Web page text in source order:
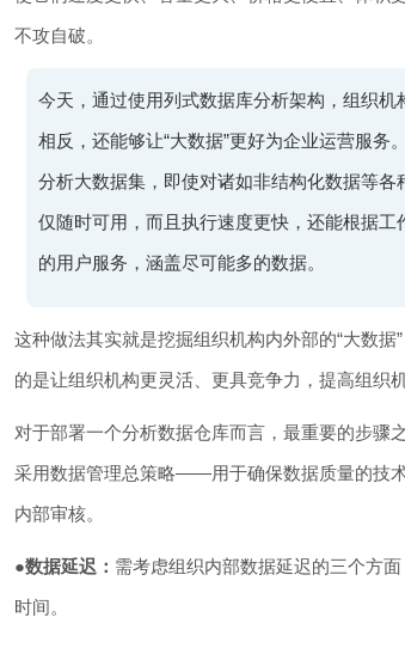
不攻自破。
今天，通过使用列式数据库分析架构，组织机
相反，还能够让“大数据”更好为企业运营服务
分析大数据集，即使对诸如非结构化数据等
仅随时可用，而且执行速度更快，还能根据
的用户服务，涵盖尽可能多的数据。
这种做法其实就是挖掘组织机构内外部的“大数
的是让组织机构更灵活、更具竞争力，提高组织
对于部署一个分析数据仓库而言，最重要的步骤
采用数据管理总策略——用于确保数据质量的技
内部审核。
●数据延迟： 需考虑组织内部数据延迟的三个方
时间。